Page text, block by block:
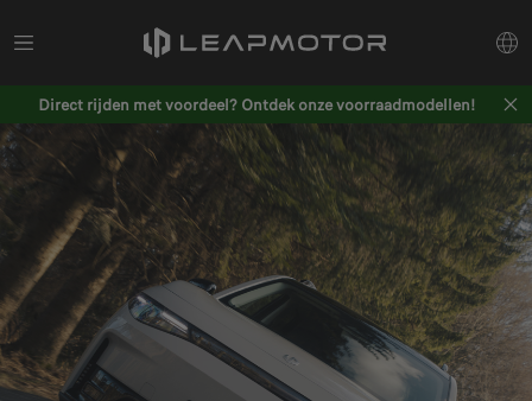
Direct rijden met voordeel? Ontdek onze voorraadmodellen!